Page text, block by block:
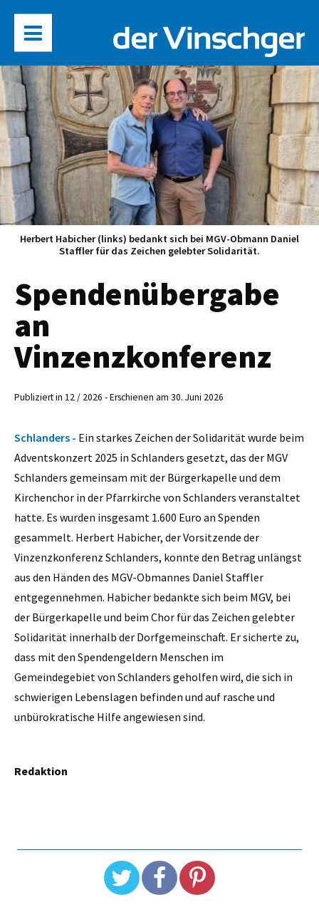
Herbert Habicher (links) bedankt sich bei MGV-Obmann Daniel
Staffler für das Zeichen gelebter Solidarität.
Spendenübergabe
an
Vinzenzkonferenz
Publiziert in 12 / 2026 - Erschienen am 30. Juni 2026
Schlanders - Ein starkes Zeichen der Solidarität wurde beim
Adventskonzert 2025 in Schlanders gesetzt, das der MGV
Schlanders gemeinsam mit der Bürgerkapelle und dem
Kirchenchor in der Pfarrkirche von Schlanders veranstaltet
hatte. Es wurden insgesamt 1.600 Euro an Spenden
gesammelt. Herbert Habicher, der Vorsitzende der
Vinzenzkonferenz Schlanders, konnte den Betrag unlängst
aus den Händen des MGV-Obmannes Daniel Staffler
entgegennehmen. Habicher bedankte sich beim MGV, bei
der Bürgerkapelle und beim Chor für das Zeichen gelebter
Solidarität innerhalb der Dorfgemeinschaft. Er sicherte zu,
dass mit den Spendengeldern Menschen im
Gemeindegebiet von Schlanders geholfen wird, die sich in
schwierigen Lebenslagen befinden und auf rasche und
unbürokratische Hilfe angewiesen sind.
Redaktion